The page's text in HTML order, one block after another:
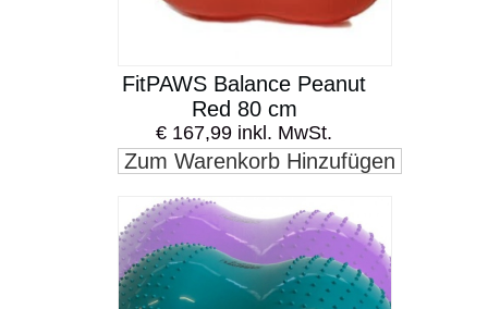
FitPAWS Balance Peanut
Red 80 cm
€ 167,99 inkl. MwSt.
Zum Warenkorb Hinzufügen